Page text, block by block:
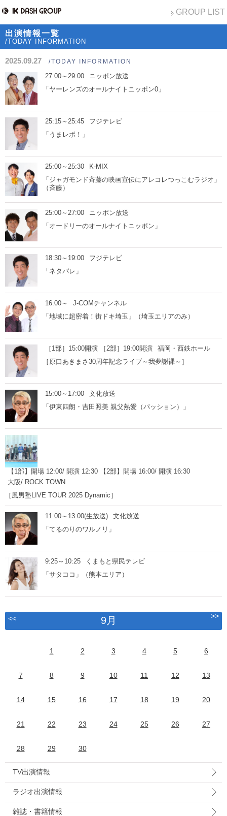
GROUP LIST
出演情報一覧
/TODAY INFORMATION
2025.09.27 /TODAY INFORMATION
27:00～29:00
ニッポン放送
「ヤーレンズのオールナイトニッポン0」
25:15～25:45
フジテレビ
「うまレボ！」
25:00～25:30
K-MIX
「ジャガモンド斉藤の映画宣伝にアレコレつっこむラジオ」
（斉藤）
25:00～27:00
ニッポン放送
「オードリーのオールナイトニッポン」
18:30～19:00
フジテレビ
「ネタパレ」
16:00～
J-COMチャンネル
「地域に超密着！街ドキ埼玉」（埼玉エリアのみ）
［1部］15:00開演 ［2部］19:00開演
福岡・西鉄ホール
［原口あきまさ30周年記念ライブ～我夢謝裸～］
15:00～17:00
文化放送
「伊東四朗・吉田照美 親父熱愛（パッション）」
【1部】開場 12:00/ 開演 12:30 【2部】開場 16:00/ 開演 16:30
大阪/ ROCK TOWN
［風男塾LIVE TOUR 2025 Dynamic］
11:00～13:00(生放送)
文化放送
「てるのりのワルノリ」
9:25～10:25
くまもと県民テレビ
「サタココ」（熊本エリア）
<< 9月 >>
1 2 3 4 5 6
7 8 9 10 11 12 13
14 15 16 17 18 19 20
21 22 23 24 25 26 27
28 29 30
TV出演情報
ラジオ出演情報
雑誌・書籍情報